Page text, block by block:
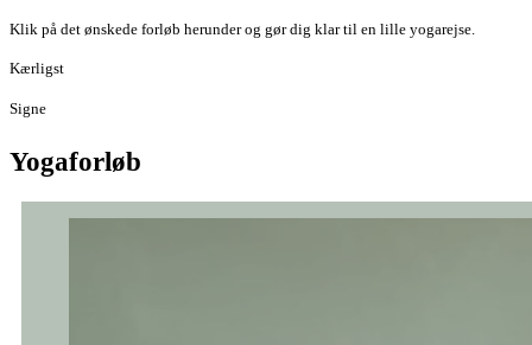
Klik på det ønskede forløb herunder og gør dig klar til en lille yogarejse.
Kærligst
Signe
Yogaforløb